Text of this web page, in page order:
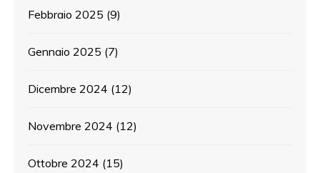
Febbraio 2025 (9)
Gennaio 2025 (7)
Dicembre 2024 (12)
Novembre 2024 (12)
Ottobre 2024 (15)